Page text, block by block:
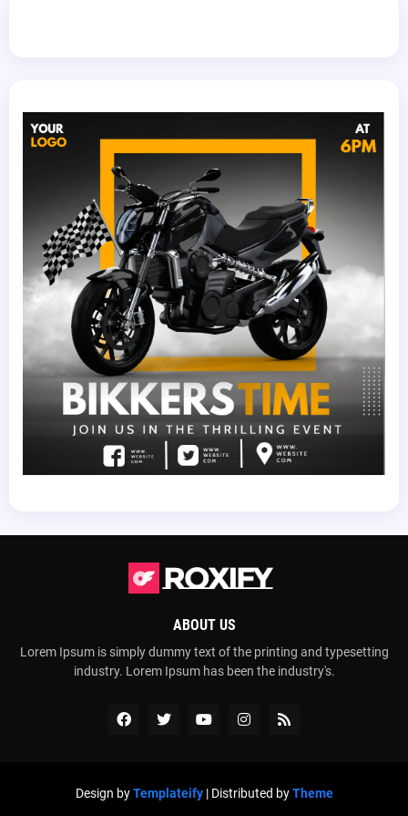
ABOUT US
Lorem Ipsum is simply dummy text of the printing and typesetting
industry. Lorem Ipsum has been the industry's.
Design byTemplateify| Distributed byTheme